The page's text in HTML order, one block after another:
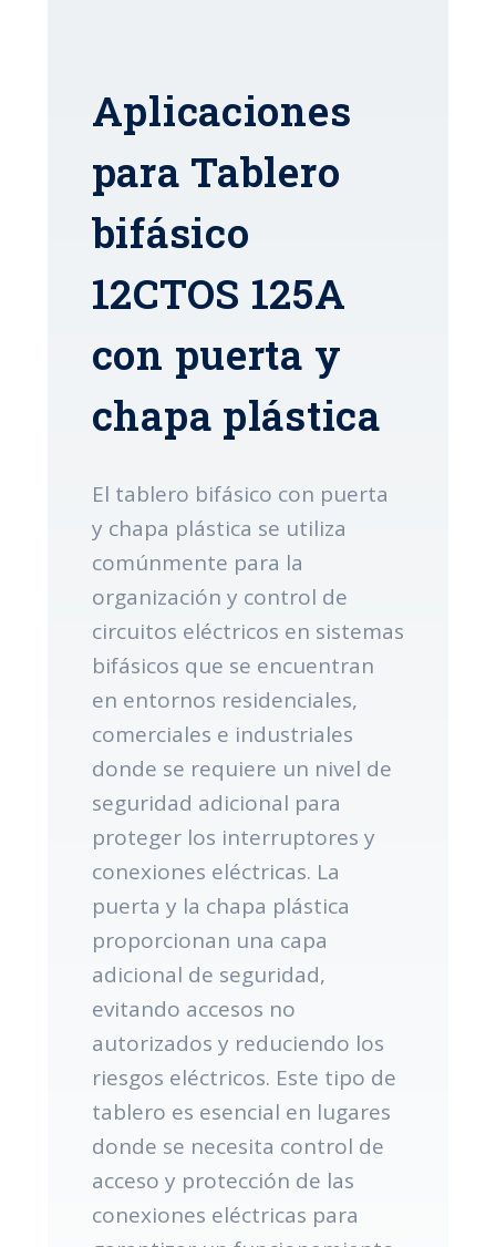
Aplicaciones
para Tablero
bifásico
12CTOS 125A
con puerta y
chapa plástica
El tablero bifásico con puerta
y chapa plástica se utiliza
comúnmente para la
organización y control de
circuitos eléctricos en sistemas
bifásicos que se encuentran
en entornos residenciales,
comerciales e industriales
donde se requiere un nivel de
seguridad adicional para
proteger los interruptores y
conexiones eléctricas. La
puerta y la chapa plástica
proporcionan una capa
adicional de seguridad,
evitando accesos no
autorizados y reduciendo los
riesgos eléctricos. Este tipo de
tablero es esencial en lugares
donde se necesita control de
acceso y protección de las
conexiones eléctricas para